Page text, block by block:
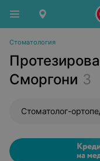
Стоматология
Сморгони 3
Стоматолог-